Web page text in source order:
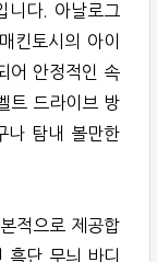
니다. 아날로그
킨토시의 아이
어 안정적인 속
트 드라이브 방
나 탐내 볼만한
적으로 제공합
흑단 무늬 바디